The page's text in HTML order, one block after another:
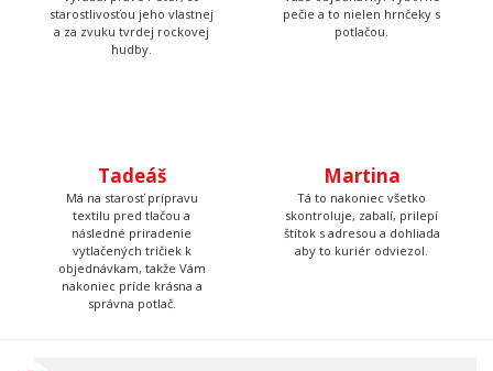
vytlačených tričiek k
objednávkam, takže Vám
nakoniec príde krásna a
správna potlač.
aby to kuriér odviezol.
Poteš niekoho originálnym darčekom